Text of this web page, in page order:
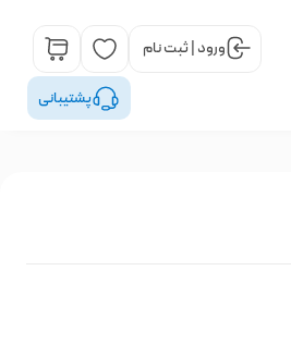
ورود | ثبت نام
پشتیبانی